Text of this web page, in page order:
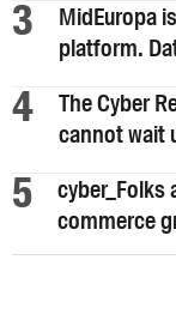
MidEuropa
platform.
The Cyber
cannot wait
cyber_Folks
commerce